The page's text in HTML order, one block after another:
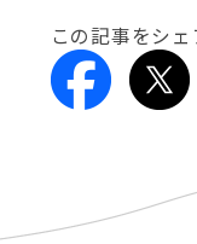
この記事をシ